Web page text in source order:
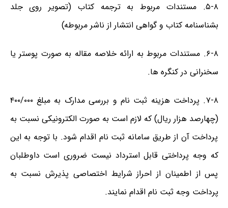
۵-۸. مستندات مربوط به ترجمه کتاب (تصویر روی جلد
بشناسنامه کتاب و گواهی انتشار از ناشر مربوطه)
۶-۸. مستندات مربوط به ارائه خلاصه مقاله به صورت پوستر یا
سخنرانی در کنگره ها.
۷-۸. پرداخت هزینه ثبت نام و بررسی مدارک به مبلغ ۴۰۰/۰۰۰
(چهارصد هزار ریال) که لازم است به صورت الکترونیکی نسبت به
پرداخت آن از طریق سامانه ثبت نام اقدام شود. با توجه به این
که وجه پرداختی قابل استرداد نیست ضروری است داوطلبان
پس از اطمینان از احراز شرایط اختصاصی پذیرش نسبت به
پرداخت وجه ثبت نام اقدام نمایند.